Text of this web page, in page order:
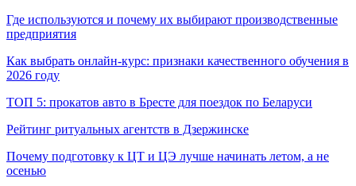
Где используются и почему их выбирают производственные
предприятия
Как выбрать онлайн-курс: признаки качественного обучения в
2026 году
ТОП 5: прокатов авто в Бресте для поездок по Беларуси
Рейтинг ритуальных агентств в Дзержинске
Почему подготовку к ЦТ и ЦЭ лучше начинать летом, а не
осенью